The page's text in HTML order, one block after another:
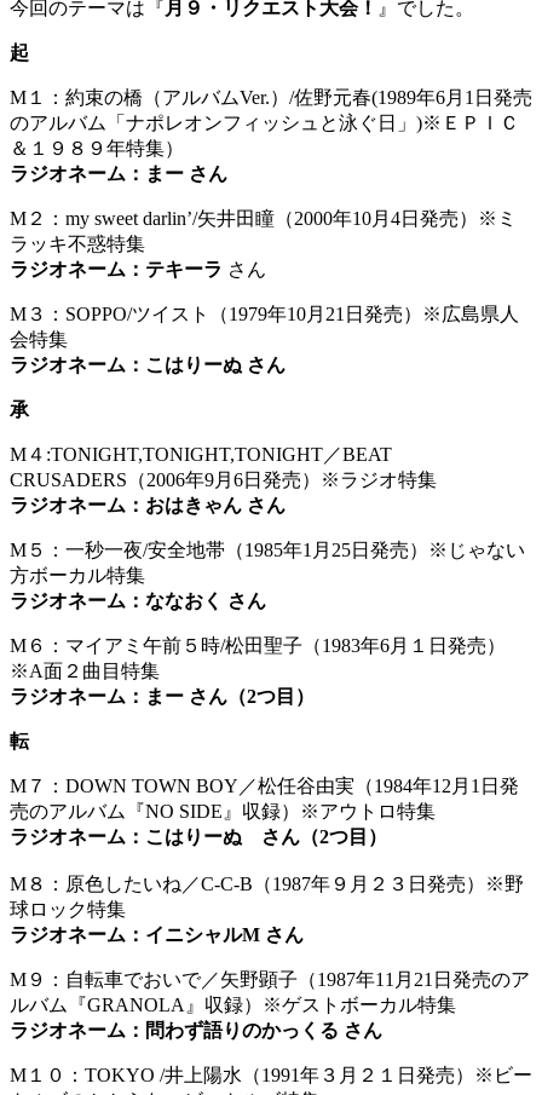
今回のテーマは『 月９・リクエスト大会！ 』でした。
起
M１：約束の橋（アルバムVer.）/佐野元春(1989年6月1日発売
のアルバム「ナポレオンフィッシュと泳ぐ日」)※ＥＰＩＣ
＆１９８９年特集）
ラジオネーム：まー さん
M２：my sweet darlin’/矢井田瞳（2000年10月4日発売）※ミ
ラッキ不惑特集
ラジオネーム：テキーラ さん
M３：SOPPO/ツイスト（1979年10月21日発売）※広島県人
会特集
ラジオネーム：こはりーぬ さん
承
M４:TONIGHT,TONIGHT,TONIGHT／BEAT
CRUSADERS（2006年9月6日発売）※ラジオ特集
ラジオネーム：おはきゃん さん
M５：一秒一夜/安全地帯（1985年1月25日発売）※じゃない
方ボーカル特集
ラジオネーム：ななおく さん
M６：マイアミ午前５時/松田聖子（1983年6月１日発売）
※A面２曲目特集
ラジオネーム：まー さん（2つ目）
転
M７：DOWN TOWN BOY／松任谷由実（1984年12月1日発
売のアルバム『NO SIDE』収録）※アウトロ特集
ラジオネーム：こはりーぬ さん（2つ目）
M８：原色したいね／C-C-B（1987年９月２３日発売）※野
球ロック特集
ラジオネーム：イニシャルM さん
M９：自転車でおいで／矢野顕子（1987年11月21日発売のア
ルバム『GRANOLA』収録）※ゲストボーカル特集
ラジオネーム：問わず語りのかっくる さん
M１０：TOKYO /井上陽水（1991年３月２１日発売）※ビー